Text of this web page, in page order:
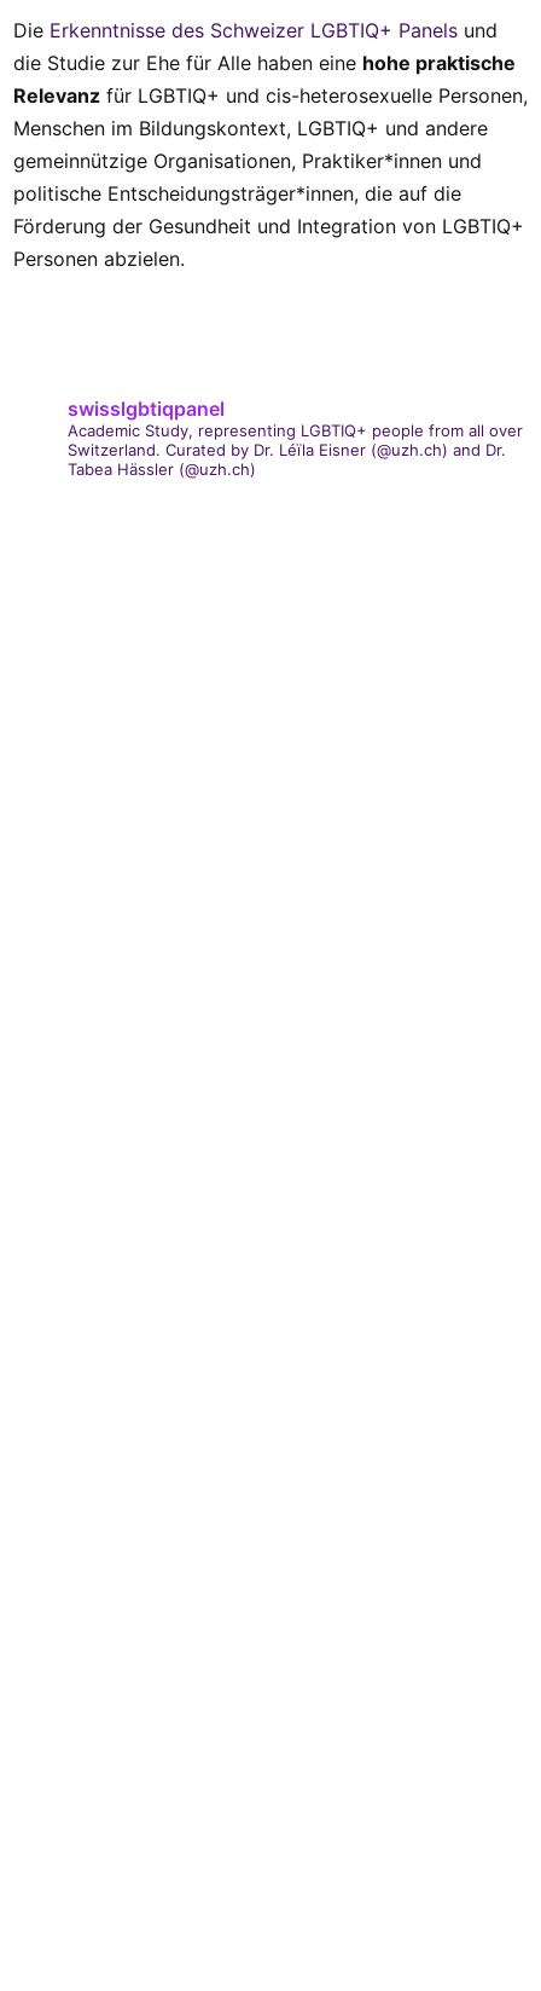
Die Erkenntnisse des Schweizer LGBTIQ+ Panels und
die Studie zur Ehe für Alle haben eine hohe praktische
Relevanz für LGBTIQ+ und cis-heterosexuelle Personen,
Menschen im Bildungskontext, LGBTIQ+ und andere
gemeinnützige Organisationen, Praktiker*innen und
politische Entscheidungsträger*innen, die auf die
Förderung der Gesundheit und Integration von LGBTIQ+
Personen abzielen.
swisslgbtiqpanel
Academic Study, representing LGBTIQ+ people from all over
Switzerland. Curated by Dr. Léïla Eisner (@uzh.ch) and Dr.
Tabea Hässler (@uzh.ch)